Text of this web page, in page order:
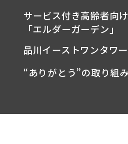
サービス付き高齢者向
「エルダーガーデン」
品川イーストワンタワー
“ありがとう”の取り組